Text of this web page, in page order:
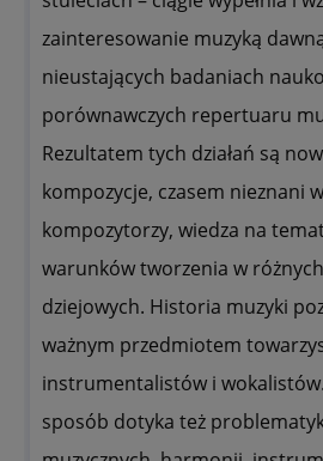
zainteresowanie muzyką
nieustających badaniach
porównawczych repertuaru
Rezultatem tych działań są
kompozycje, czasem nieznani
kompozytorzy, wiedza na
warunków tworzenia w
dziejowych. Historia muzyki
ważnym przedmiotem
instrumentalistów i
sposób dotyka też